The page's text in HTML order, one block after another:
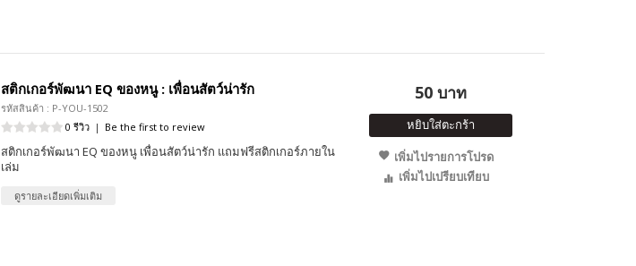
สติกเกอร์พัฒนา EQ ของหนู : เพื่อนสัตว์น่ารัก
รหัสสินค้า : P-YOU-1502
0 รีวิว | Be the first to review
สติกเกอร์พัฒนา EQ ของหนู เพื่อนสัตว์น่ารัก แถมฟรีสติกเกอร์ภายใน
เล่ม
ดูรายละเอียดเพิ่มเติม
50 บาท
หยิบใส่ตะกร้า
เพิ่มไปรายการโปรด
เพิ่มไปเปรียบเทียบ